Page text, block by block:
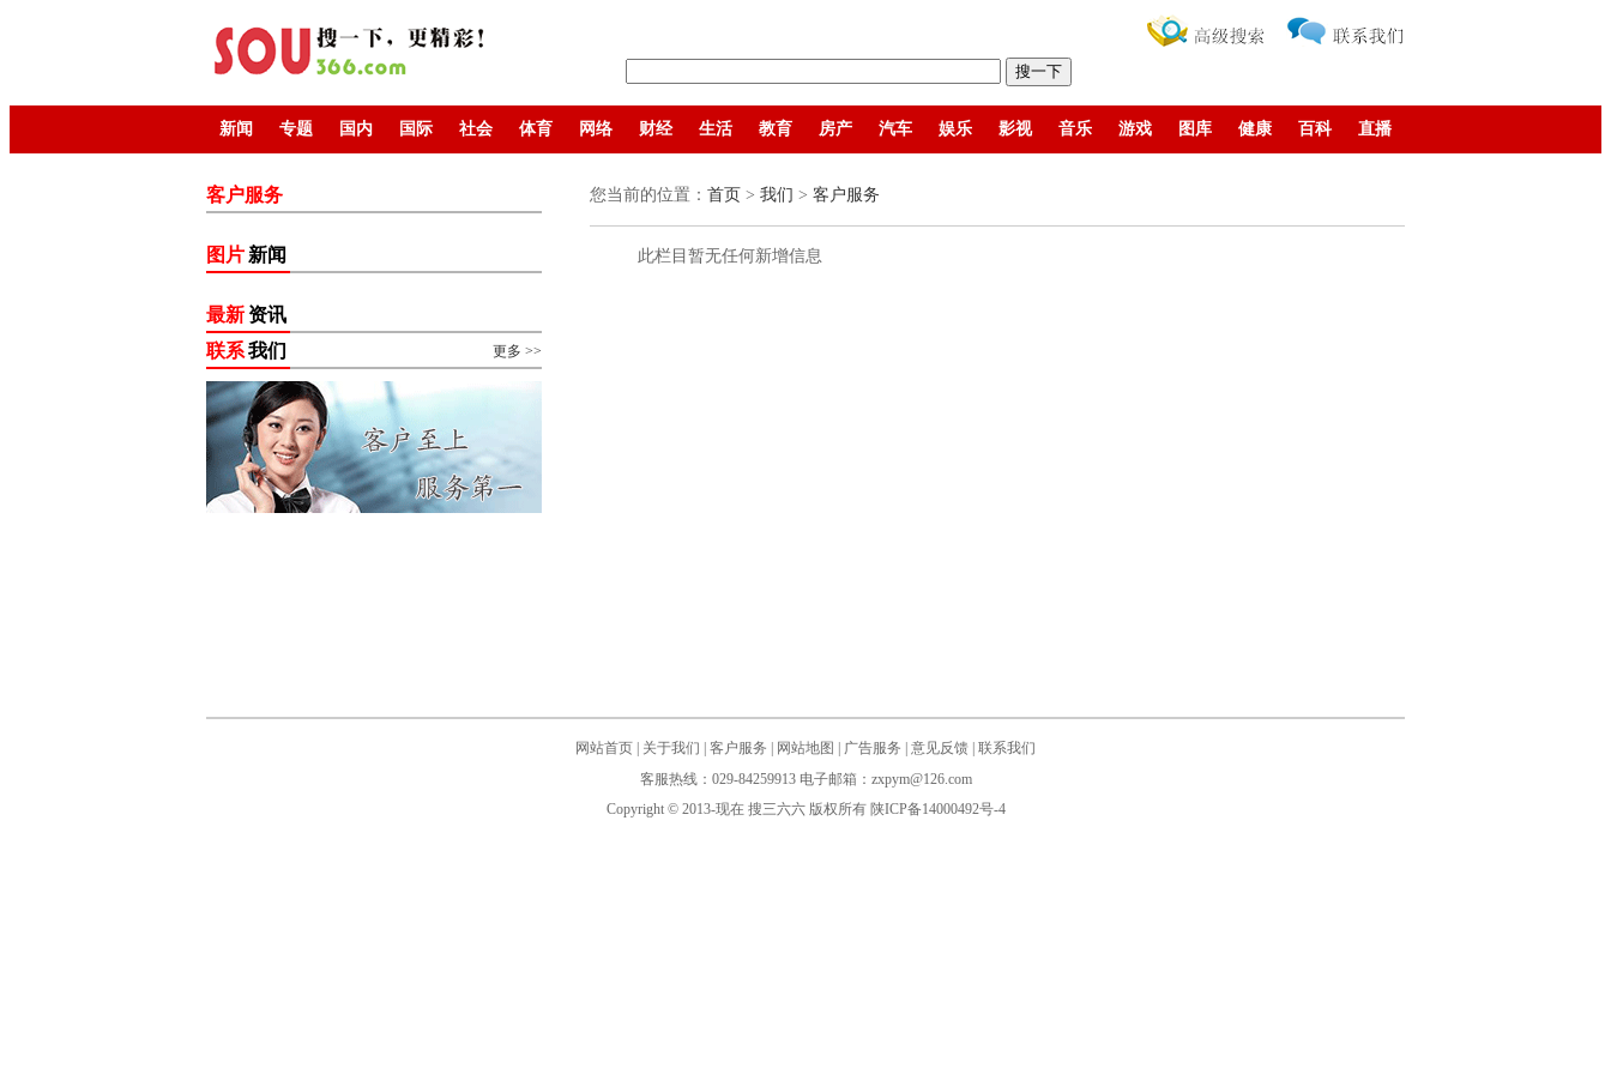
新闻 专题 国内 国际 社会 体育 网络 财经 生活 教育 房产 汽车 娱乐 影视 音乐 游戏 图库 健康 百科 直播
客户服务
图片 新闻
最新 资讯
联系我们 更多 >>
您当前的位置： 首页 > 我们 > 客户服务
此栏目暂无任何新增信息
网站首页 关于我们 客户服务 网站地图 广告服务 意见反馈 联系我们
客服热线：029-84259913 电子邮箱：zxpym@126.com
Copyright © 2013-现在 搜三六六版权所有 陕ICP备14000492号-4